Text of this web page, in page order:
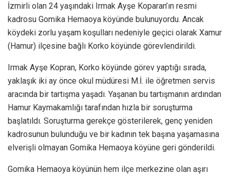
İzmirli olan 24 yaşındaki Irmak Ayşe Koparan’ın resmi
kadrosu Gomika Hemaoya köyünde bulunuyordu. Ancak
köydeki zorlu yaşam koşulları nedeniyle geçici olarak Xamur
(Hamur) ilçesine bağlı Korko köyünde görevlendirildi.
Irmak Ayşe Kopran, Korko köyünde görev yaptığı sırada,
yaklaşık iki ay önce okul müdüresi M.İ. ile öğretmen servis
aracında bir tartışma yaşadı. Yaşanan bu tartışmanın ardından
Hamur Kaymakamlığı tarafından hızla bir soruşturma
başlatıldı. Soruşturma gerekçe gösterilerek, genç yeniden
kadrosunun bulunduğu ve bir kadının tek başına yaşamasına
elverişli olmayan Gomika Hemaoya köyüne geri gönderildi.
Gomika Hemaoya köyünün hem ilçe merkezine olan aşırı